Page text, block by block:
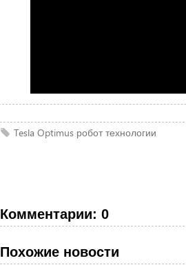
Tesla Optimus робот технологии
Комментарии: 0
Похожие новости